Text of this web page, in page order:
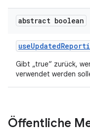
abstract boolean
useUpdated
Gibt „true“ zurück,
verwendet werden
Öffentliche